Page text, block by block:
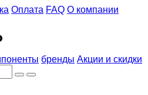
Оплата FAQ О компании
бренды Акции и скидки